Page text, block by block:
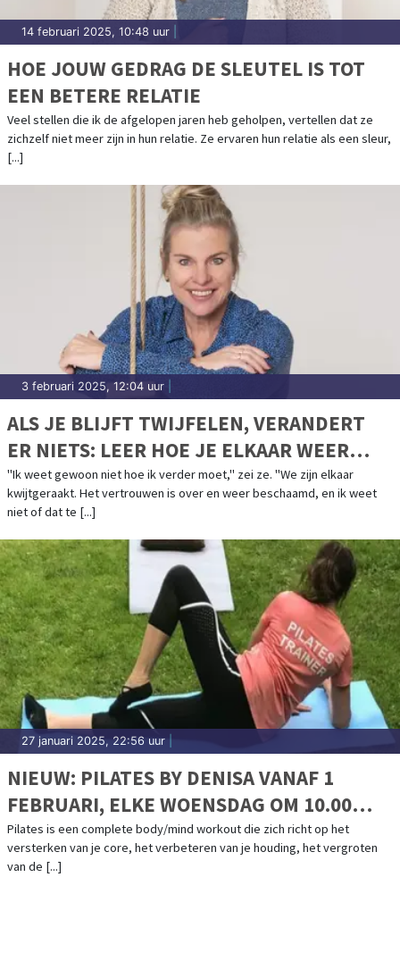
14 februari 2025, 10:48 uur
HOE JOUW GEDRAG DE SLEUTEL IS TOT
EEN BETERE RELATIE
Veel stellen die ik de afgelopen jaren heb geholpen, vertellen dat ze
zichzelf niet meer zijn in hun relatie. Ze ervaren hun relatie als een sleur,
[...]
3 februari 2025, 12:04 uur
ALS JE BLIJFT TWIJFELEN, VERANDERT
ER NIETS: LEER HOE JE ELKAAR WEER
KUNT VERTROUWEN EN BEGRIJPEN
"Ik weet gewoon niet hoe ik verder moet," zei ze. "We zijn elkaar
kwijtgeraakt. Het vertrouwen is over en weer beschaamd, en ik weet
niet of dat te [...]
27 januari 2025, 22:56 uur
NIEUW: PILATES BY DENISA VANAF 1
FEBRUARI, ELKE WOENSDAG OM 10.00
UUR EN OM 11.00 UUR IN BERGEN, DE
BERKELEY
Pilates is een complete body/mind workout die zich richt op het
versterken van je core, het verbeteren van je houding, het vergroten
van de [...]